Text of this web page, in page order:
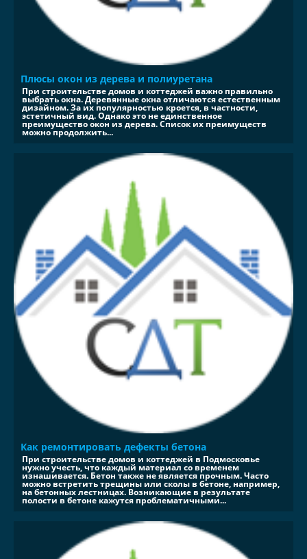
Плюсы окон из дерева и полиуретана
При строительстве домов и коттеджей важно правильно
выбрать окна. Деревянные окна отличаются естественным
дизайном. За их популярностью кроется, в частности,
эстетичный вид. Однако это не единственное
преимущество окон из дерева. Список их преимуществ
можно продолжить...
Как ремонтировать дефекты бетона
При строительстве домов и коттеджей в Подмосковье
нужно учесть, что каждый материал со временем
изнашивается. Бетон также не является прочным. Часто
можно встретить трещины или сколы в бетоне, например,
на бетонных лестницах. Возникающие в результате
полости в бетоне кажутся проблематичными...